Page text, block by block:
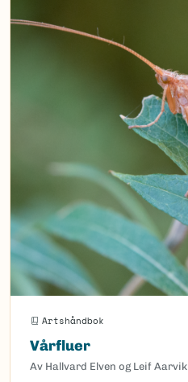
Artshåndbok
Vårfluer
Av Hallvard Elven og Leif Aarvik